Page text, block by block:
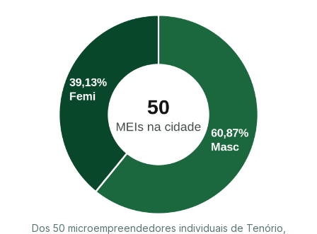
Dos 50 microempreendedores individuais de Tenório,